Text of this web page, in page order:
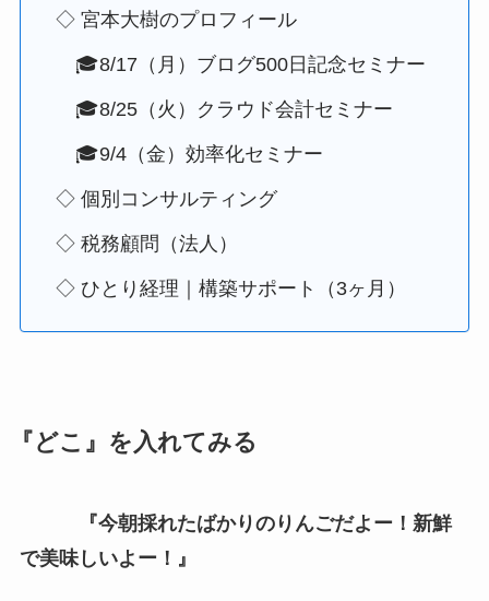
◇ 宮本大樹のプロフィール
🎓8/17（月）ブログ500日記念セミナー
🎓8/25（火）クラウド会計セミナー
🎓9/4（金）効率化セミナー
◇ 個別コンサルティング
◇ 税務顧問（法人）
◇ ひとり経理｜構築サポート（3ヶ月）
『どこ』を入れてみる
『今朝採れたばかりのりんごだよー！新鮮
で美味しいよー！』